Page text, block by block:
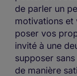
de parler un
motivations et
poser vos
invité à une
supposer
de manière